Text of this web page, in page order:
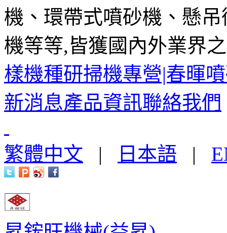
機、環帶式噴砂機、懸
機等等,皆獲國內外業界
樣機種研掃機專營|春暉
新消息產品資訊聯絡我們
繁體中文 | 日本語 |